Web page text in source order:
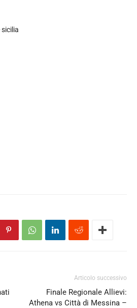
Articolo successivo
Finale Regionale Allievi:
Athena vs Città di Messina –